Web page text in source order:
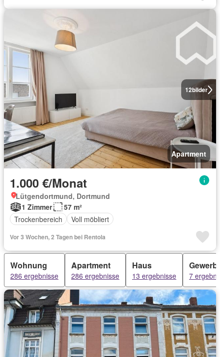
12bilder
Apartment
1.000 €/Monat
Lütgendortmund, Dortmund
1 Zimmer
57 m²
Trockenbereich
Voll möbliert
Vor 3 Wochen, 2 Tagen bei Rentola
Wohnung
286 ergebnisse
Apartment
286 ergebnisse
Haus
13 ergebnisse 7